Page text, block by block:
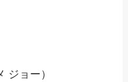
ジョー）